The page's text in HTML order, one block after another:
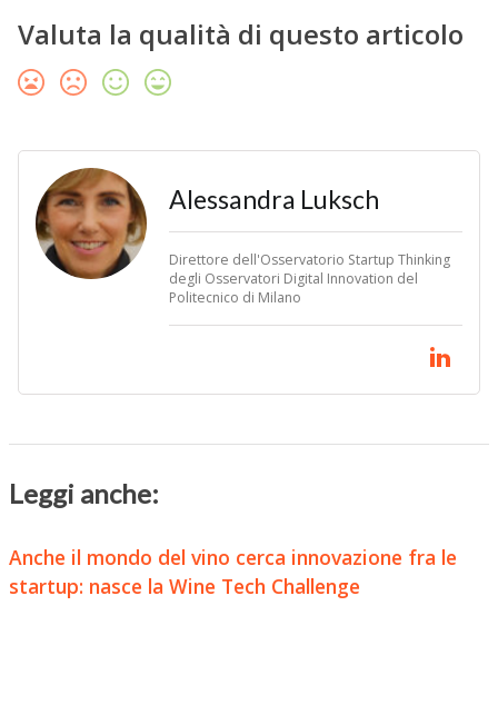
Valuta la qualità di questo articolo
Alessandra Luksch
Direttore dell'Osservatorio Startup Thinking
degli Osservatori Digital Innovation del
Politecnico di Milano
Leggi anche:
Anche il mondo del vino cerca innovazione fra le
startup: nasce la Wine Tech Challenge